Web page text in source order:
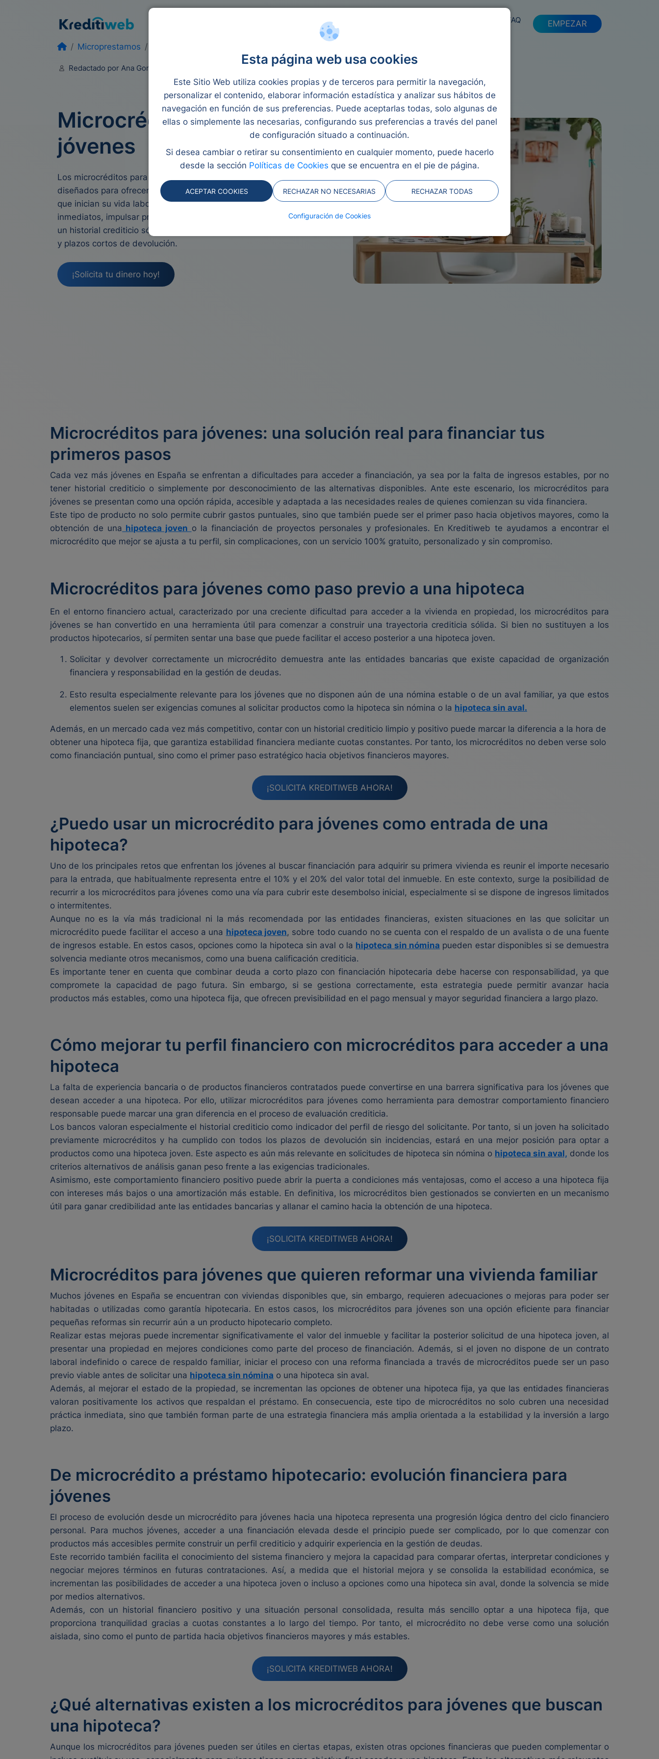
Esta página web usa cookies
Este Sitio Web utiliza cookies propias y de terceros para permitir la navegación,
personalizar el contenido, elaborar información estadística y analizar sus hábitos de
navegación en función de sus preferencias. Puede aceptarlas todas, solo algunas de
ellas o simplemente las necesarias, configurando sus preferencias a través del panel
de configuración situado a continuación.
Si desea cambiar o retirar su consentimiento en cualquier momento, puede hacerlo
desde la sección Políticas de Cookies que se encuentra en el pie de página.
ACEPTAR COOKIES RECHAZAR NO NECESARIAS RECHAZAR TODAS
Configuración de Cookies
Ley Segunda Oportunidad FAQ EMPEZAR
Microprestamos
Redactado por Ana Gonzalez Editado y revisado por Eva Rampani
Microcréditos para
jóvenes
Los microcréditos para jóvenes son pequeños préstamos
diseñados para ofrecer financiación rápida y accesible a personas
que inician su vida laboral o emprendedora. Permiten cubrir gastos
inmediatos, impulsar proyectos o resolver imprevistos, incluso sin
un historial crediticio sólido. Suelen contar con requisitos flexibles
y plazos cortos de devolución.
¡Solicita tu dinero hoy!
Microcréditos para jóvenes: una solución real para financiar tus
primeros pasos
Cada vez más jóvenes en España se enfrentan a dificultades para acceder a financiación, ya sea por la falta de ingresos estables, por no
tener historial crediticio o simplemente por desconocimiento de las alternativas disponibles. Ante este escenario, los microcréditos para
jóvenes se presentan como una opción rápida, accesible y adaptada a las necesidades reales de quienes comienzan su vida financiera.
Este tipo de producto no solo permite cubrir gastos puntuales, sino que también puede ser el primer paso hacia objetivos mayores, como la
obtención de una hipoteca joven o la financiación de proyectos personales y profesionales. En Kreditiweb te ayudamos a encontrar el
microcrédito que mejor se ajusta a tu perfil, sin complicaciones, con un servicio 100% gratuito, personalizado y sin compromiso.
Microcréditos para jóvenes como paso previo a una hipoteca
En el entorno financiero actual, caracterizado por una creciente dificultad para acceder a la vivienda en propiedad, los microcréditos para
jóvenes se han convertido en una herramienta útil para comenzar a construir una trayectoria crediticia sólida. Si bien no sustituyen a los
productos hipotecarios, sí permiten sentar una base que puede facilitar el acceso posterior a una hipoteca joven.
Solicitar y devolver correctamente un microcrédito demuestra ante las entidades bancarias que existe capacidad de organización
financiera y responsabilidad en la gestión de deudas.
Esto resulta especialmente relevante para los jóvenes que no disponen aún de una nómina estable o de un aval familiar, ya que estos
elementos suelen ser exigencias comunes al solicitar productos como la hipoteca sin nómina o la hipoteca sin aval.
Además, en un mercado cada vez más competitivo, contar con un historial crediticio limpio y positivo puede marcar la diferencia a la hora de
obtener una hipoteca fija, que garantiza estabilidad financiera mediante cuotas constantes. Por tanto, los microcréditos no deben verse solo
como financiación puntual, sino como el primer paso estratégico hacia objetivos financieros mayores.
¡SOLICITA KREDITIWEB AHORA!
¿Puedo usar un microcrédito para jóvenes como entrada de una
hipoteca?
Uno de los principales retos que enfrentan los jóvenes al buscar financiación para adquirir su primera vivienda es reunir el importe necesario
para la entrada, que habitualmente representa entre el 10% y el 20% del valor total del inmueble. En este contexto, surge la posibilidad de
recurrir a los microcréditos para jóvenes como una vía para cubrir este desembolso inicial, especialmente si se dispone de ingresos limitados
o intermitentes.
Aunque no es la vía más tradicional ni la más recomendada por las entidades financieras, existen situaciones en las que solicitar un
microcrédito puede facilitar el acceso a una hipoteca joven, sobre todo cuando no se cuenta con el respaldo de un avalista o de una fuente
de ingresos estable. En estos casos, opciones como la hipoteca sin aval o la hipoteca sin nómina pueden estar disponibles si se demuestra
solvencia mediante otros mecanismos, como una buena calificación crediticia.
Es importante tener en cuenta que combinar deuda a corto plazo con financiación hipotecaria debe hacerse con responsabilidad, ya que
compromete la capacidad de pago futura. Sin embargo, si se gestiona correctamente, esta estrategia puede permitir avanzar hacia
productos más estables, como una hipoteca fija, que ofrecen previsibilidad en el pago mensual y mayor seguridad financiera a largo plazo.
Cómo mejorar tu perfil financiero con microcréditos para acceder a una
hipoteca
La falta de experiencia bancaria o de productos financieros contratados puede convertirse en una barrera significativa para los jóvenes que
desean acceder a una hipoteca. Por ello, utilizar microcréditos para jóvenes como herramienta para demostrar comportamiento financiero
responsable puede marcar una gran diferencia en el proceso de evaluación crediticia.
Los bancos valoran especialmente el historial crediticio como indicador del perfil de riesgo del solicitante. Por tanto, si un joven ha solicitado
previamente microcréditos y ha cumplido con todos los plazos de devolución sin incidencias, estará en una mejor posición para optar a
productos como una hipoteca joven. Este aspecto es aún más relevante en solicitudes de hipoteca sin nómina o hipoteca sin aval, donde los
criterios alternativos de análisis ganan peso frente a las exigencias tradicionales.
Asimismo, este comportamiento financiero positivo puede abrir la puerta a condiciones más ventajosas, como el acceso a una hipoteca fija
con intereses más bajos o una amortización más estable. En definitiva, los microcréditos bien gestionados se convierten en un mecanismo
útil para ganar credibilidad ante las entidades bancarias y allanar el camino hacia la obtención de una hipoteca.
¡SOLICITA KREDITIWEB AHORA!
Microcréditos para jóvenes que quieren reformar una vivienda familiar
Muchos jóvenes en España se encuentran con viviendas disponibles que, sin embargo, requieren adecuaciones o mejoras para poder ser
habitadas o utilizadas como garantía hipotecaria. En estos casos, los microcréditos para jóvenes son una opción eficiente para financiar
pequeñas reformas sin recurrir aún a un producto hipotecario completo.
Realizar estas mejoras puede incrementar significativamente el valor del inmueble y facilitar la posterior solicitud de una hipoteca joven, al
presentar una propiedad en mejores condiciones como parte del proceso de financiación. Además, si el joven no dispone de un contrato
laboral indefinido o carece de respaldo familiar, iniciar el proceso con una reforma financiada a través de microcréditos puede ser un paso
previo viable antes de solicitar una hipoteca sin nómina o una hipoteca sin aval.
Además, al mejorar el estado de la propiedad, se incrementan las opciones de obtener una hipoteca fija, ya que las entidades financieras
valoran positivamente los activos que respaldan el préstamo. En consecuencia, este tipo de microcréditos no solo cubren una necesidad
práctica inmediata, sino que también forman parte de una estrategia financiera más amplia orientada a la estabilidad y la inversión a largo
plazo.
De microcrédito a préstamo hipotecario: evolución financiera para
jóvenes
El proceso de evolución desde un microcrédito para jóvenes hacia una hipoteca representa una progresión lógica dentro del ciclo financiero
personal. Para muchos jóvenes, acceder a una financiación elevada desde el principio puede ser complicado, por lo que comenzar con
productos más accesibles permite construir un perfil crediticio y adquirir experiencia en la gestión de deudas.
Este recorrido también facilita el conocimiento del sistema financiero y mejora la capacidad para comparar ofertas, interpretar condiciones y
negociar mejores términos en futuras contrataciones. Así, a medida que el historial mejora y se consolida la estabilidad económica, se
incrementan las posibilidades de acceder a una hipoteca joven o incluso a opciones como una hipoteca sin aval, donde la solvencia se mide
por medios alternativos.
Además, con un historial financiero positivo y una situación personal consolidada, resulta más sencillo optar a una hipoteca fija, que
proporciona tranquilidad gracias a cuotas constantes a lo largo del tiempo. Por tanto, el microcrédito no debe verse como una solución
aislada, sino como el punto de partida hacia objetivos financieros mayores y más estables.
¡SOLICITA KREDITIWEB AHORA!
¿Qué alternativas existen a los microcréditos para jóvenes que buscan
una hipoteca?
Aunque los microcréditos para jóvenes pueden ser útiles en ciertas etapas, existen otras opciones financieras que pueden complementar o